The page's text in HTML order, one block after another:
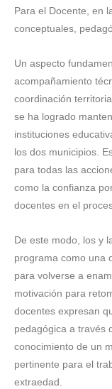
Para el Docente, en
conceptuales,
Un aspecto
acompañamiento
coordinación
se ha logrado
instituciones
los dos municipios.
para todas las
como la confianza
docentes en el
De este modo, los y
programa como una
para volverse a
motivación para
docentes expresan
pedagógica a través
conocimiento de un
pertinente para el
extraedad.